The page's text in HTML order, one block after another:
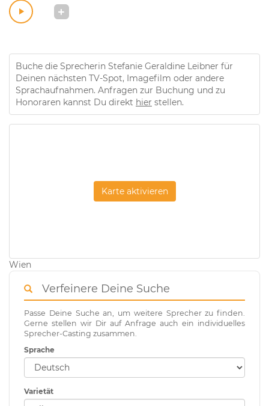
Buche die Sprecherin Stefanie Geraldine Leibner für
Deinen nächsten TV-Spot, Imagefilm oder andere
Sprachaufnahmen. Anfragen zur Buchung und zu
Honoraren kannst Du direkt hier stellen.
Karte aktivieren
Wien
Verfeinere Deine Suche
Passe Deine Suche an, um weitere Sprecher zu finden.
Gerne stellen wir Dir auf Anfrage auch ein individuelles
Sprecher-Casting zusammen.
Sprache
Varietät